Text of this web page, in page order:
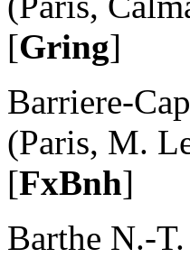
[Gring]
Barriere-
(Paris, M.
[FxBnh]
Barthe N.-T.